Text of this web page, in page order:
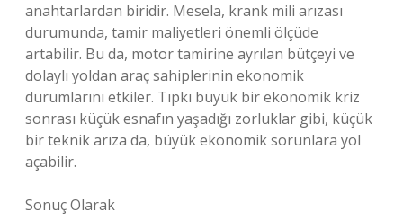
anahtarlardan biridir. Mesela, krank mili arızası
durumunda, tamir maliyetleri önemli ölçüde
artabilir. Bu da, motor tamirine ayrılan bütçeyi ve
dolaylı yoldan araç sahiplerinin ekonomik
durumlarını etkiler. Tıpkı büyük bir ekonomik kriz
sonrası küçük esnafın yaşadığı zorluklar gibi, küçük
bir teknik arıza da, büyük ekonomik sorunlara yol
açabilir.
Sonuç Olarak